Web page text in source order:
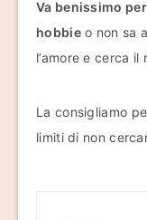
Va benissimo
hobbieo non sa
l’amore e cerca il
La consigliamo
limiti di non